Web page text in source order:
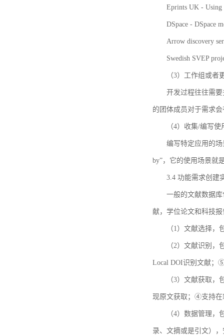
Eprints UK - Using
DSpace - DSpace
Arrow discovery
Swedish SVEP
（3）工作组或者
开发过程往往需
的团体成员对于需求
（4）收集/编写
编写特定应用的场
by”，它的使用场景就
3.4 功能需求创建
一般的文献数据
献，学位论文和科技
（1）文献选择
（2）文献识别
Local DOI识别文献；
（3）文献获取
现原文获取；④支持在
（4）数据管理
录、文摘或是引文）